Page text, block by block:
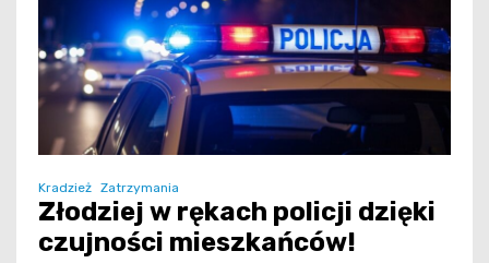
Kradzież Zatrzymania
Złodziej w rękach policji dzięki
czujności mieszkańców!